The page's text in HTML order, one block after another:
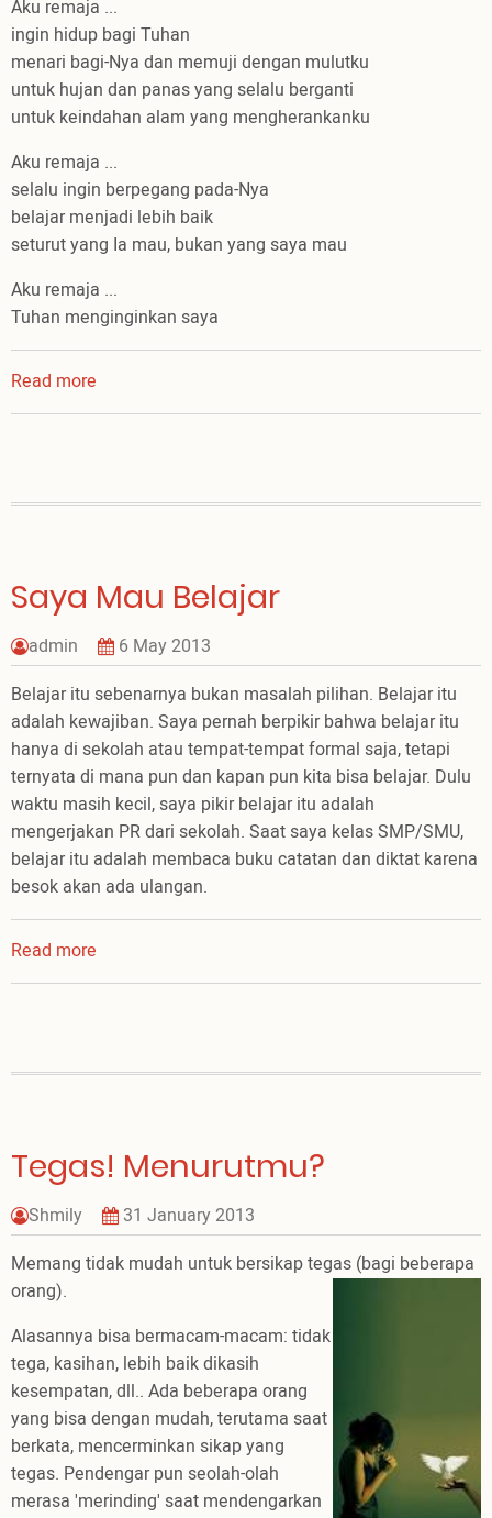
Aku remaja ...
ingin hidup bagi Tuhan
menari bagi-Nya dan memuji dengan mulutku
untuk hujan dan panas yang selalu berganti
untuk keindahan alam yang mengherankanku
Aku remaja ...
selalu ingin berpegang pada-Nya
belajar menjadi lebih baik
seturut yang Ia mau, bukan yang saya mau
Aku remaja ...
Tuhan menginginkan saya
Read more
Aku
Saya Mau Belajar
admin
6 May 2013
Belajar itu sebenarnya bukan masalah pilihan. Belajar itu
adalah kewajiban. Saya pernah berpikir bahwa belajar itu
hanya di sekolah atau tempat-tempat formal saja, tetapi
ternyata di mana pun dan kapan pun kita bisa belajar. Dulu
waktu masih kecil, saya pikir belajar itu adalah
mengerjakan PR dari sekolah. Saat saya kelas SMP/SMU,
belajar itu adalah membaca buku catatan dan diktat karena
besok akan ada ulangan.
Read more
Saya
Tegas! Menurutmu?
Shmily
31 January 2013
Memang tidak mudah untuk bersikap tegas (bagi beberapa
orang).
Alasannya bisa bermacam-macam: tidak
tega, kasihan, lebih baik dikasih
kesempatan, dll.. Ada beberapa orang
yang bisa dengan mudah, terutama saat
berkata, mencerminkan sikap yang
tegas. Pendengar pun seolah-olah
merasa 'merinding' saat mendengarkan